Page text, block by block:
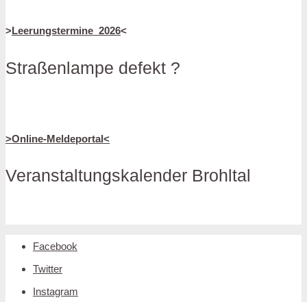
>Leerungstermine_2026<
Straßenlampe defekt ?
>Online-Meldeportal<
Veranstaltungskalender Brohltal
Facebook
Twitter
Instagram